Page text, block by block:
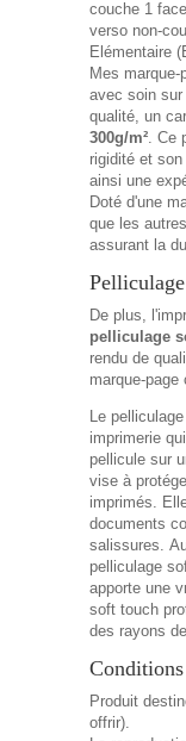
couche 1
verso non-
Elémentaire
Mes
avec soin
qualité, un
300g/m². Ce
rigidité et
ainsi une
Doté d'une
que les
assurant la
De plus,
pelliculage
rendu de
marque-page
Le
imprimerie
pellicule sur
vise à
imprimés.
documents
salissures.
pelliculage
apporte une
soft touch
des rayons
Produit
offrir).